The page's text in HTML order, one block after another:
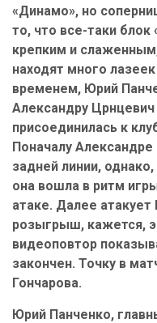
«Динамо», но
то, что все-таки
крепким и
находят много
временем, Юрий
Александру
присоединилась к
Поначалу Александре
задней линии,
она вошла в ритм
атаке. Далее атакует
розыгрыш, кажется,
видеоповтор
закончен. Точку в
Гончарова.
Юрий Панченко,